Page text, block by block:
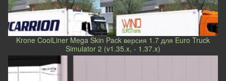
Krone CoolLiner Mega Skin Pack версия 1.7 для Euro Truck
Simulator 2 (v1.35.x, - 1.37.x)